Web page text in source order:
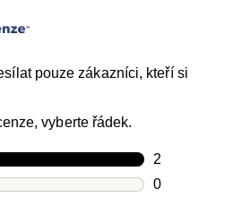
pouze zákazníci, kteří si
vyberte řádek.
2
Počet
0